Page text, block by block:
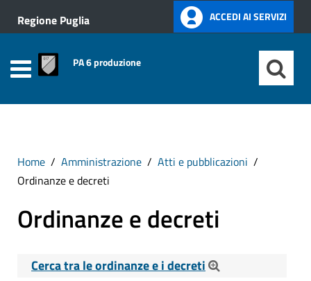
Regione Puglia ACCEDI AI SERVIZI
PA 6 produzione
Home Amministrazione
Atti e pubblicazioni
Ordinanze e decreti
Ordinanze e decreti
Cerca tra le ordinanze e i decreti